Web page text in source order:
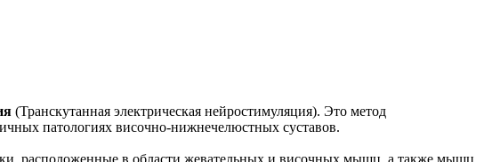
(Транскутанная электрическая нейростимуляция). Это метод
патологиях височно-нижнечелюстных суставов.